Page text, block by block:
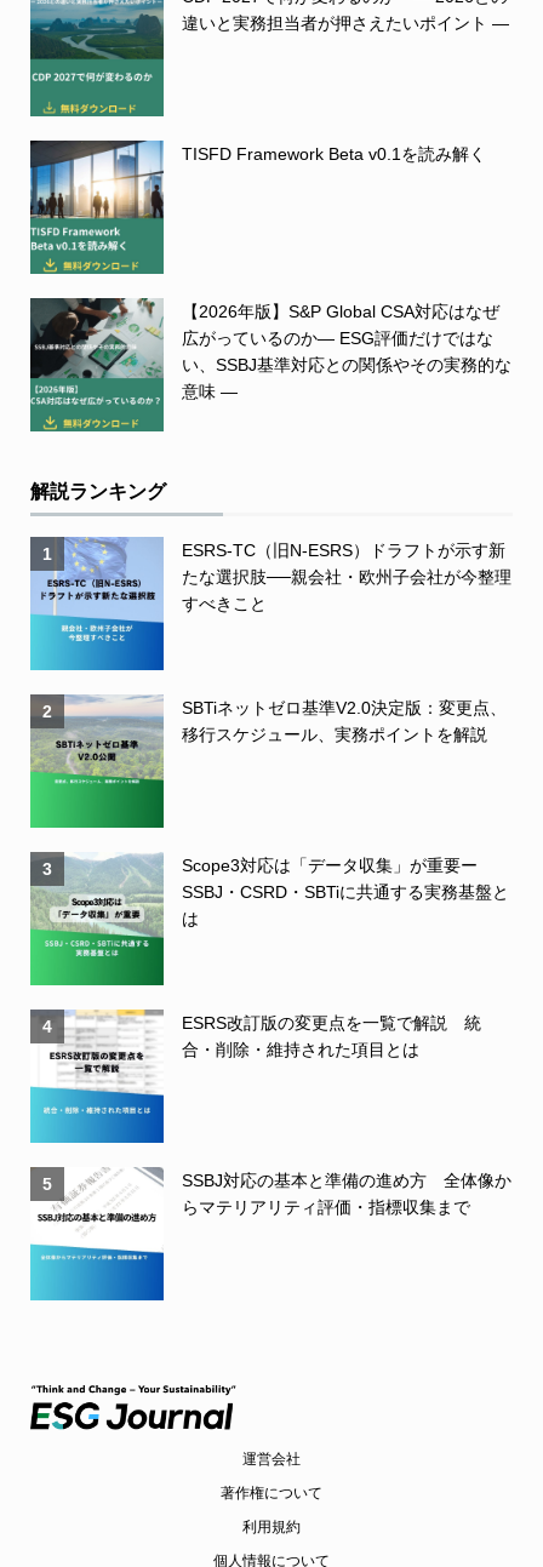
違いと実務担当者が押さえたいポイント ―
TISFD Framework Beta v0.1を読み解く
【2026年版】S&P Global CSA対応はなぜ
広がっているのか― ESG評価だけではな
い、SSBJ基準対応との関係やその実務的な
意味 ―
解説ランキング
1
ESRS-TC（旧N-ESRS）ドラフトが示す新
たな選択肢──親会社・欧州子会社が今整理
すべきこと
2
SBTiネットゼロ基準V2.0決定版：変更点、
移行スケジュール、実務ポイントを解説
3
Scope3対応は「データ収集」が重要ー
SSBJ・CSRD・SBTiに共通する実務基盤と
は
4
ESRS改訂版の変更点を一覧で解説 統
合・削除・維持された項目とは
5
SSBJ対応の基本と準備の進め方 全体像か
らマテリアリティ評価・指標収集まで
運営会社
著作権について
利用規約
個人情報について